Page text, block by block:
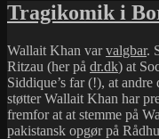
Tragikomik i
Wallait Khan varvalgbar.
Ritzau (her på dr.dk) at
Siddique’s far (!), at
støtter Wallait Khan har
fremfor at at stemme på
pakistansk opgør på